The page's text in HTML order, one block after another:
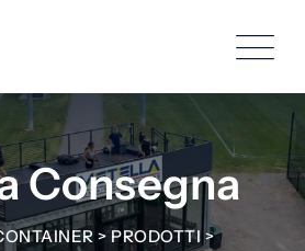
Consegna
> PRODOTTI >